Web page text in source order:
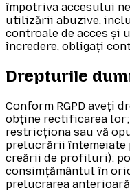
împotriva accesului
utilizării abuzive,
controale de acces și
încredere, obligați
Drepturile
Conform RGPD aveți
obține rectificarea
restricționa sau vă
prelucrării
creării de profiluri);
consimțământul în
prelucrarea